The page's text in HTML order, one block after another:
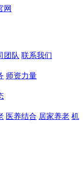
团队 联系我们
师资力量
医养结合 居家养老 机